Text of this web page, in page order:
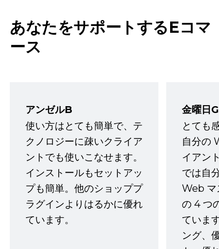
あなたをサポートするEコマ
ース
アンゼルB
使い方はとても簡単で、テ
クノロジーに疎いクライア
ントでも使いこなせます。
インストールもセットアッ
プも簡単。他のショッププ
ラグインよりはるかに優れ
ています。
金曜日G
とても
自分の
イアン
では自
Web マ
の 4 つ
ていま
ング、